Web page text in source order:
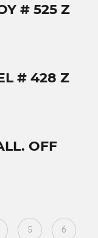
# 525 Z
# 428 Z
OFF
5 6